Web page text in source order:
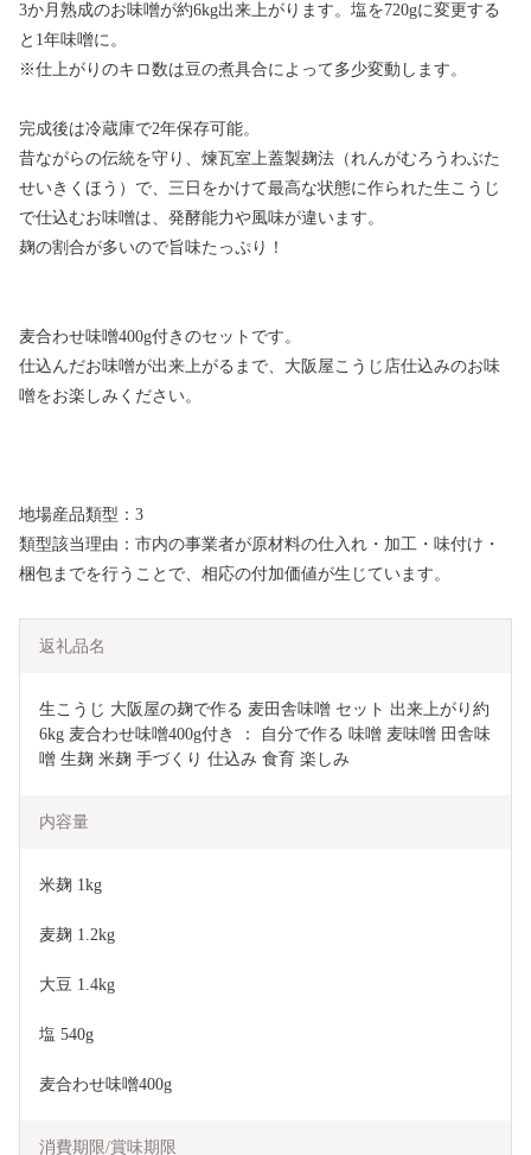
3か月熟成のお味噌が約6kg出来上がります。塩を720gに変更する
と1年味噌に。
※仕上がりのキロ数は豆の煮具合によって多少変動します。
完成後は冷蔵庫で2年保存可能。
昔ながらの伝統を守り、煉瓦室上蓋製麹法（れんがむろうわぶた
せいきくほう）で、三日をかけて最高な状態に作られた生こうじ
で仕込むお味噌は、発酵能力や風味が違います。
麹の割合が多いので旨味たっぷり！
麦合わせ味噌400g付きのセットです。
仕込んだお味噌が出来上がるまで、大阪屋こうじ店仕込みのお味
噌をお楽しみください。
地場産品類型：3
類型該当理由：市内の事業者が原材料の仕入れ・加工・味付け・
梱包までを行うことで、相応の付加価値が生じています。
返礼品名
生こうじ 大阪屋の麹で作る 麦田舎味噌 セット 出来上がり約
6kg 麦合わせ味噌400g付き ： 自分で作る 味噌 麦味噌 田舎味
噌 生麹 米麹 手づくり 仕込み 食育 楽しみ
内容量
米麹 1kg
麦麹 1.2kg
大豆 1.4kg
塩 540g
麦合わせ味噌400g
消費期限/賞味期限